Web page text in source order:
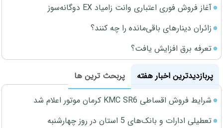
آغاز فروش فوری اعتباری وانت زامیاد EX دوگانه‌سوز
زائران دینارهای باقی‌مانده را چه کنند؟
تعرفه برق افزایش یافت؟
پربازدیدترین اخبار هفته
پربحث ترین ها
شرایط فروش اقساطی KMC SR6 کرمان موتور اعلام شد
تعطیلی ادارات و بانک‌های 5 استان در روز چهارشنبه